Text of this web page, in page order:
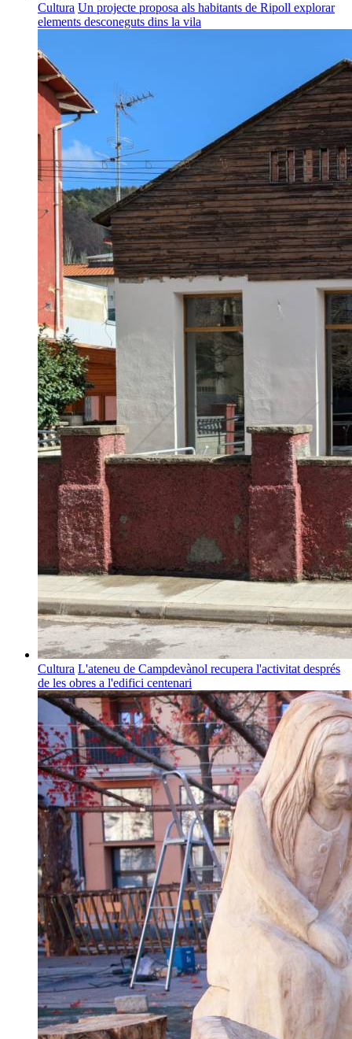
Cultura Un projecte proposa als habitants de Ripoll explorar
elements desconeguts dins la vila
Cultura L'ateneu de Campdevànol recupera l'activitat després
de les obres a l'edifici centenari